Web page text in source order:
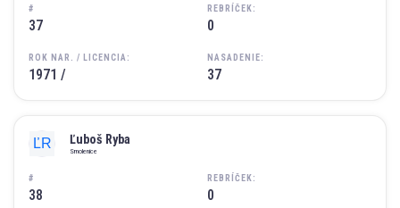
#
37
ROK NAR. / LICENCIA:
1971 /
REBRÍČEK:
0
NASADENIE:
37
#
38
Ľuboš Ryba
Smolenice
REBRÍČEK:
0